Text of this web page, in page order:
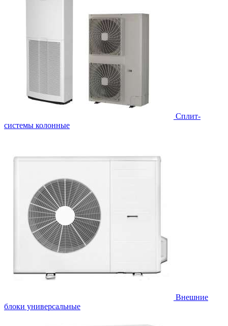
Cплит-
системы колонные
Внешние
блоки универсальные